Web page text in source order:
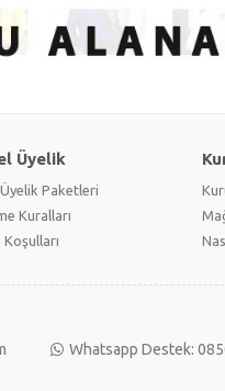
Üyelik
Paketleri
Kuralları
Koşulları
Whatsapp Destek: